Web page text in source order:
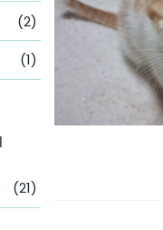
(2)
(1)
(21)